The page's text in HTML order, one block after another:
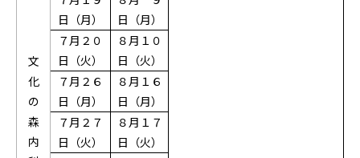
文
化
の
森
内
日（月）
日（月）
７月２０
日（火）
８月１０
日（火）
７月２６
日（月）
８月１６
日（月）
７月２７
日（火）
８月１７
日（火）